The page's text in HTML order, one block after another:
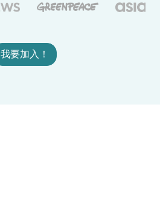
我要加入！